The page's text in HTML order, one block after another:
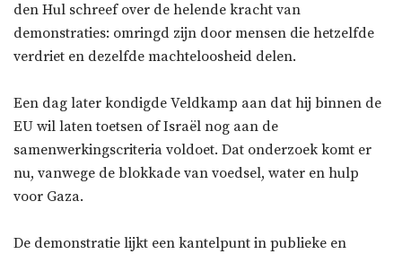
den Hul schreef over de helende kracht van
demonstraties: omringd zijn door mensen die hetzelfde
verdriet en dezelfde machteloosheid delen.
Een dag later kondigde Veldkamp aan dat hij binnen de
EU wil laten toetsen of Israël nog aan de
samenwerkingscriteria voldoet. Dat onderzoek komt er
nu, vanwege de blokkade van voedsel, water en hulp
voor Gaza.
De demonstratie lijkt een kantelpunt in publieke en